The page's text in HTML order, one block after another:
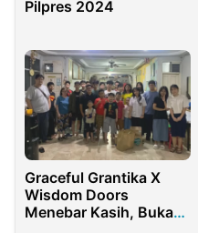
Pilpres 2024
Graceful Grantika X
Wisdom Doors
Menebar Kasih, Bukan